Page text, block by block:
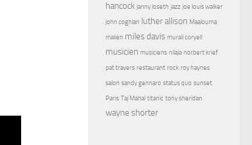
hancock janny loseth jazz joe louis walker
john coghlan luther allison Maalouma
malien miles davis murali coryell
musicien musiciens nilaja norbert krief
pat travers restaurant rock roy haynes
salon sandy gennaro status quo sunset
Paris Taj Mahal titanic tony sheridan
wayne shorter